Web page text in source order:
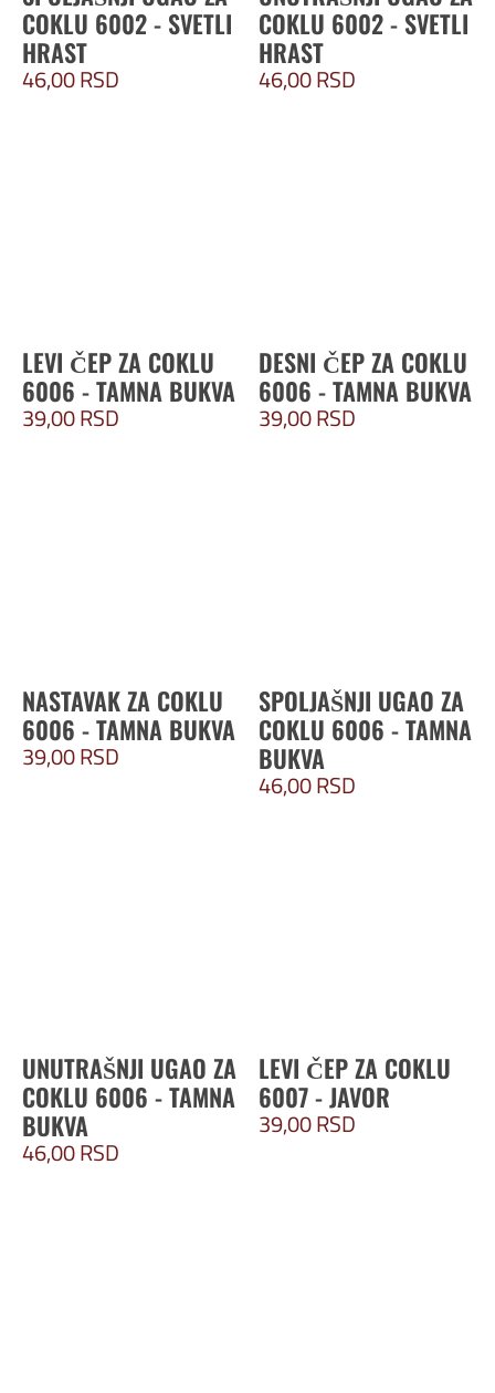
COKLU 6002 - SVETLI
HRAST
46,00RSD
COKLU 6002 - SVETLI
HRAST
46,00RSD
LEVI ČEP ZA COKLU
6006 - TAMNA BUKVA
39,00RSD
DESNI ČEP ZA COKLU
6006 - TAMNA BUKVA
39,00RSD
NASTAVAK ZA COKLU
6006 - TAMNA BUKVA
39,00RSD
SPOLJAŠNJI UGAO ZA
COKLU 6006 - TAMNA
BUKVA
46,00RSD
UNUTRAŠNJI UGAO ZA
COKLU 6006 - TAMNA
BUKVA
46,00RSD
LEVI ČEP ZA COKLU
6007 - JAVOR
39,00RSD